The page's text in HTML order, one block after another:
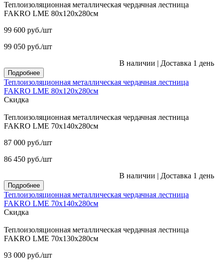
Теплоизоляционная металлическая чердачная лестница
FAKRO LME 80х120х280см
99 600 руб./шт
99 050 руб./шт
В наличии | Доставка 1 день
Подробнее
Теплоизоляционная металлическая чердачная лестница
FAKRO LME 80х120х280см
Скидка
Теплоизоляционная металлическая чердачная лестница
FAKRO LME 70х140х280см
87 000 руб./шт
86 450 руб./шт
В наличии | Доставка 1 день
Подробнее
Теплоизоляционная металлическая чердачная лестница
FAKRO LME 70х140х280см
Скидка
Теплоизоляционная металлическая чердачная лестница
FAKRO LME 70х130х280см
93 000 руб./шт